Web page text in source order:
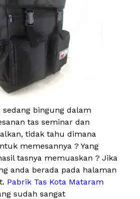
sedang bingung dalam
tas seminar dan
tidak tahu dimana
memesannya ? Yang
tasnya memuaskan ? Jika
anda berada pada halaman
Pabrik Tas Kota Mataram
sudah sangat